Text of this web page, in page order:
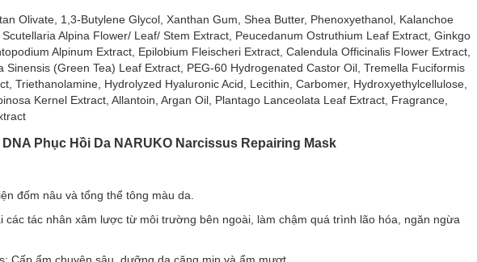
Brightening & Firming Mask EXlà dòng mặt nạ chuyên biệt dành cho những làn da
theo phần quai đeo vào tai và che phủ vùng cổ, giúp mang lại hiệu ứng hỗ trợ nâng cơ
đường hóa và oxy hóa, nuôi dưỡng cho làn da trở nên tươi sáng rạng rỡ hơn, cải thiện
Mask EX phù hợp với loại da nào?
Olivate, 1,3-Butylene Glycol, Xanthan Gum, Shea Butter, Phenoxyethanol, Kalanchoe
Alpina Flower/ Leaf/ Stem Extract, Peucedanum Ostruthium Leaf Extract, Ginkgo
Alpinum Extract, Epilobium Fleischeri Extract, Calendula Officinalis Flower Extract,
(Green Tea) Leaf Extract, PEG-60 Hydrogenated Castor Oil, Tremella Fuciformis
Triethanolamine, Hydrolyzed Hyaluronic Acid, Lecithin, Carbomer, Hydroxyethylcellulose,
Kernel Extract, Allantoin, Argan Oil, Plantago Lanceolata Leaf Extract, Fragrance,
Phục Hồi Da NARUKO Narcissus Repairing Mask
đốm nâu và tổng thể tông màu da.
các tác nhân xâm lược từ môi trường bên ngoài, làm chậm quá trình lão hóa, ngăn ngừa